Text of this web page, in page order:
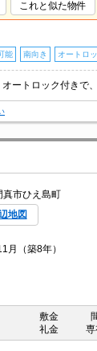
これと似た物件
能 南向き オートロ
真市ひえ島町
地図
月（築8年）
敷金
礼金
専